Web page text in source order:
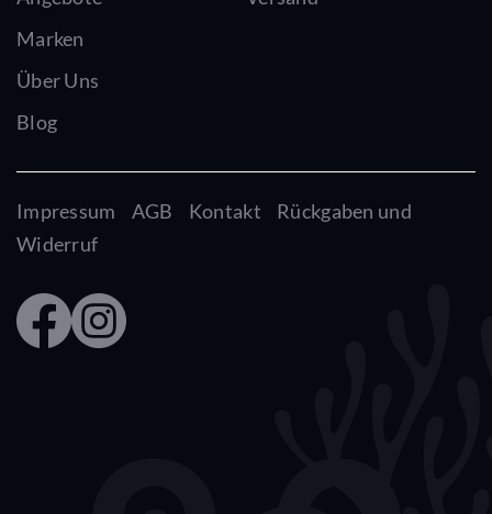
Marken
Über Uns
Blog
Impressum AGB Kontakt
Rückgaben und
Widerruf
Faceb
ook
Insta
gram